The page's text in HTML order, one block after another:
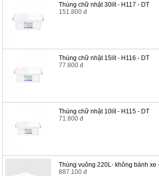
Thùng chữ nhật 30lít - H117 - DT
151.800 đ
Thùng chữ nhật 15lít - H116 - DT
77.800 đ
Thùng chữ nhật 10lít - H115 - DT
71.800 đ
Thùng vuông 220L- không bánh xe
887.100 đ